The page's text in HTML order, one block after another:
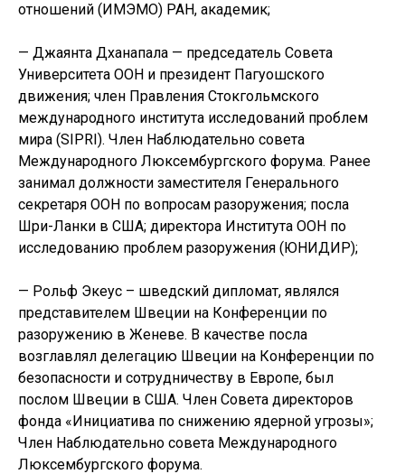
отношений (ИМЭМО) РАН, академик;
— Джаянта Дханапала — председатель Совета
Университета ООН и президент Пагуошского
движения; член Правления Стокгольмского
международного института исследований проблем
мира (SIPRI). Член Наблюдательно совета
Международного Люксембургского форума. Ранее
занимал должности заместителя Генерального
секретаря ООН по вопросам разоружения; посла
Шри-Ланки в США; директора Института ООН по
исследованию проблем разоружения (ЮНИДИР);
— Рольф Экеус – шведский дипломат, являлся
представителем Швеции на Конференции по
разоружению в Женеве. В качестве посла
возглавлял делегацию Швеции на Конференции по
безопасности и сотрудничеству в Европе, был
послом Швеции в США. Член Совета директоров
фонда «Инициатива по снижению ядерной угрозы»;
Член Наблюдательно совета Международного
Люксембургского форума.